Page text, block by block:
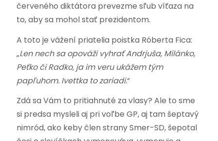
červeného diktátora prevezme sľub víťaza na
to, aby sa mohol stať prezidentom.
A toto je vážení priatelia poistka Róberta Fica:
„Len nech sa opováži vyhrať Andrjuša, Milánko,
Peťko či Radko, ja im veru ukážem tým
papľuhom. Ivettka to zariadi.“
Zdá sa Vám to pritiahnuté za vlasy? Ale to sme
si predsa mysleli aj pri voľbe GP, aj tam šeptavý
nimród, ako keby člen strany Smer-SD, šepotal